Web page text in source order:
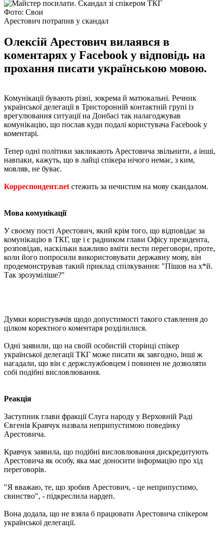
Фото: Свои
Арестович потрапив у скандал
Олексій Арестович вилаявся в
коментарях у Facebook у відповідь на
прохання писати українською мовою.
Комунікації бувають різні, зокрема й матюкальні. Речник
української делегації в Тристоронній контактній групі із
врегулювання ситуації на Донбасі так налагоджував
комунікацію, що послав куди подалі користувача Facebook у
коментарі.
Тепер одні політики закликають Арестовича звільнити, а інші,
навпаки, кажуть, що в лайці спікера нічого немає, з ким,
мовляв, не буває.
Корреспондент.net стежить за нечистим на мову скандалом.
Мова комунікації
У своєму пості Арестович, який крім того, що відповідає за
комунікацію в ТКГ, ще і є радником глави Офісу президента,
розповідав, наскільки важливо вміти вести переговори, проте,
коли його попросили використовувати державну мову, він
продемонстрував такий приклад спілкування: "Пішов на х*й.
Так зрозуміліше?"
Думки користувачів щодо допустимості такого ставлення до
цілком коректного коментаря розділилися.
Одні заявили, що на своїй особистій сторінці спікер
української делегації ТКГ може писати як завгодно, інші ж
нагадали, що він є держслужбовцем і повинен не дозволяти
собі подібні висловлювання.
Реакція
Заступник глави фракції Слуга народу у Верховній Раді
Євгенія Кравчук назвала неприпустимою поведінку
Арестовича.
Кравчук заявила, що подібні висловлювання дискредитують
Арестовича як особу, яка має доносити інформацію про хід
переговорів.
"Я вважаю, те, що зробив Арестович, - це неприпустимо,
свинство", - підкреслила нардеп.
Вона додала, що не взяла б працювати Арестовича спікером
української делегації.